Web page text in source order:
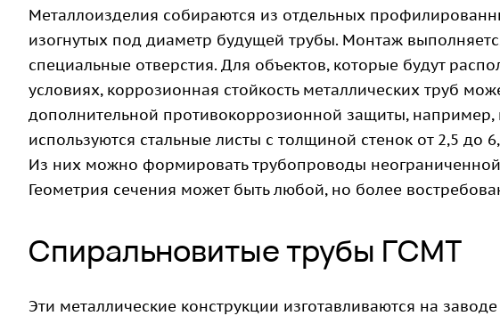
Металлоизделия собираются из отдельных
изогнутых под диаметр будущей трубы. Монтаж
специальные отверстия. Для объектов, которые будут
условиях, коррозионная стойкость металлических труб
дополнительной противокоррозионной защиты, например,
используются стальные листы с толщиной стенок от 2,5
Из них можно формировать трубопроводы
Геометрия сечения может быть любой, но более
Спиральновитые трубы ГСМТ
Эти металлические конструкции изготавливаются на